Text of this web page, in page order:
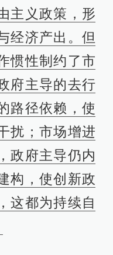
主义政策，形
经济产出。但
惯性制约了市
府主导的去行
路径依赖，使
扰；市场增进
政府主导仍内
构，使创新政
这都为持续自